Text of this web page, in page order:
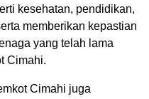
kesehatan, pendidikan,
memberikan kepastian
yang telah lama
Cimahi.
Cimahi juga